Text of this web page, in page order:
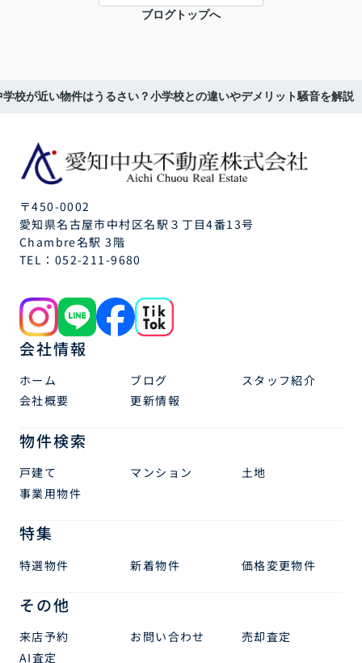
ブログトップへ
学校が近い物件はうるさい？小学校との違いやデメリット騒音を解説
〒450-0002
愛知県名古屋市中村区名駅３丁目4番13号
Chambre名駅 3階
TEL： 052-211-9680
会社情報
ホーム ブログ
スタッフ紹介
会社概要
更新情報
物件検索
戸建て マンション
土地
事業用物件
特集
特選物件 新着物件 価格変更物件
その他
来店予約 お問い合わせ
売却査定
AI査定